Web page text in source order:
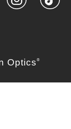
Optics ®